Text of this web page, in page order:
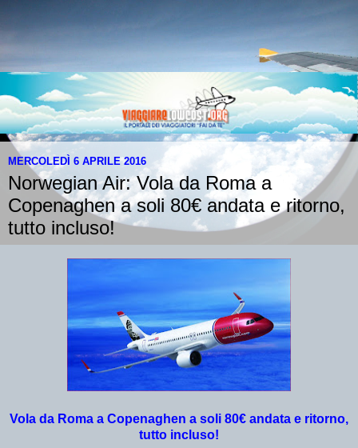
MERCOLEDÌ 6 APRILE 2016
Norwegian Air: Vola da Roma a
Copenaghen a soli 80€ andata e ritorno,
tutto incluso!
Vola da Roma a Copenaghen a soli 80€ andata e ritorno,
tutto incluso!